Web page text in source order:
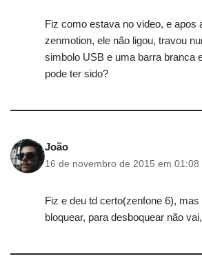
Fiz como estava no video, e apos
zenmotion, ele não ligou, travou
simbolo USB e uma barra branca
pode ter sido?
João
16 de novembro de 2015 em 01:08
Fiz e deu td certo(zenfone 6),
bloquear, para desboquear não